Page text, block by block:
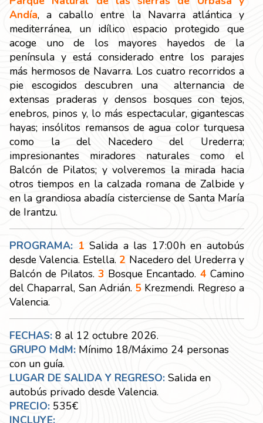
Andía, a caballo entre la Navarra atlántica y
mediterránea, un idílico espacio protegido que
acoge uno de los mayores hayedos de la
península y está considerado entre los parajes
más hermosos de Navarra. Los cuatro recorridos a
pie escogidos descubren una alternancia de
extensas praderas y densos bosques con tejos,
enebros, pinos y, lo más espectacular, gigantescas
hayas; insólitos remansos de agua color turquesa
como la del Nacedero del Urederra;
impresionantes miradores naturales como el
Balcón de Pilatos; y volveremos la mirada hacia
otros tiempos en la calzada romana de Zalbide y
en la grandiosa abadía cisterciense de Santa María
de Irantzu.
PROGRAMA: 1 Salida a las 17:00h en autobús
desde Valencia. Estella. 2 Nacedero del Urederra y
Balcón de Pilatos. 3 Bosque Encantado. 4 Camino
del Chaparral, San Adrián. 5 Krezmendi. Regreso a
Valencia.
FECHAS: 8 al 12 octubre 2026.
GRUPO MdM: Mínimo 18/Máximo 24 personas
con un guía.
LUGAR DE SALIDA Y REGRESO: Salida en
autobús privado desde Valencia.
PRECIO: 535€
INCLUYE: